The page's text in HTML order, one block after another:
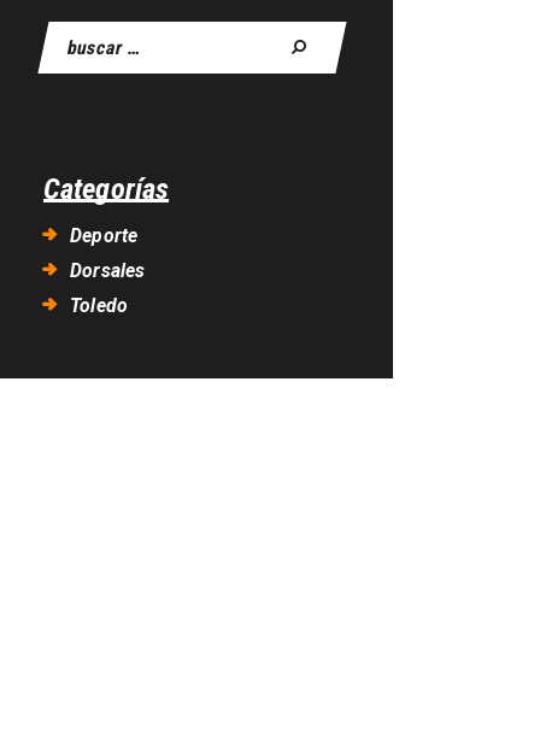
Buscar:
Categorías
Deporte
Dorsales
Toledo